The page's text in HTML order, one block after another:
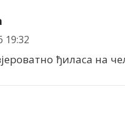
19:32
ђиласа на